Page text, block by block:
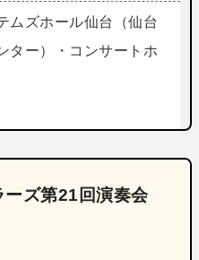
ムズホール仙台（仙台
ター）・コンサートホ
ズ第21回演奏会